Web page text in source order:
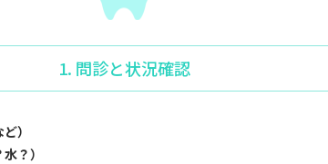
1. 問診と状況確認
）
？）